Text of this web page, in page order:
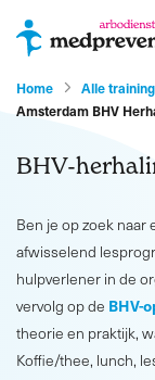
Home Alle
Amsterdam BHV
BHV-
Ben je op zoek naar
afwisselend
hulpverlener in de
vervolg op de BHV-
theorie en praktijk,
Koffie/thee, lunch,